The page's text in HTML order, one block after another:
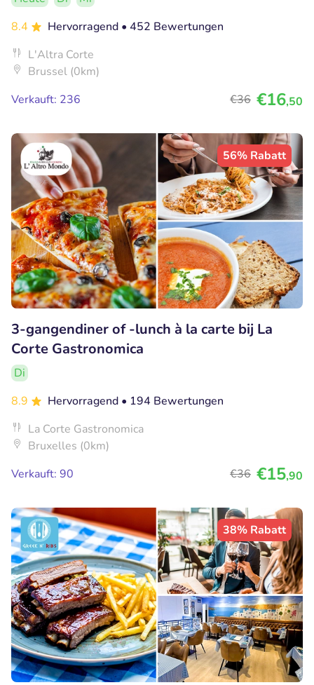
8.4
Hervorragend • 452 Bewertungen
L'Altra Corte
Brussel (0km)
Verkauft: 236
€36 €16,50
56% Rabatt
3-gangendiner of -lunch à la carte bij La
Corte Gastronomica
Di
8.9
Hervorragend • 194 Bewertungen
La Corte Gastronomica
Bruxelles (0km)
Verkauft: 90
€36 €15,90
38% Rabatt